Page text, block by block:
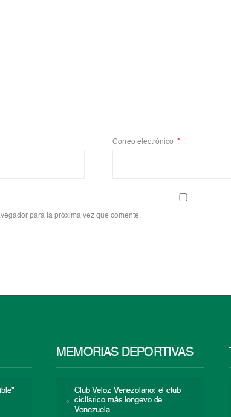
Correo electrónico *
para la próxima vez que comente.
MEMORIAS DEPORTIVAS
Club Veloz Venezolano: el club
ciclístico más longevo de
Venezuela